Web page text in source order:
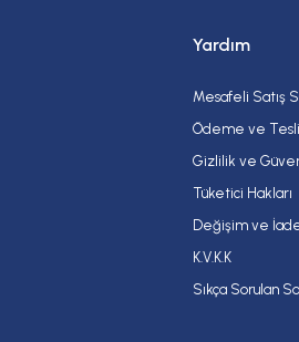
Yardım
Mesafeli Satış
Ödeme ve
Gizlilik ve
Tüketici Hakları
Değişim ve
K.V.K.K
Sıkça Sorulan